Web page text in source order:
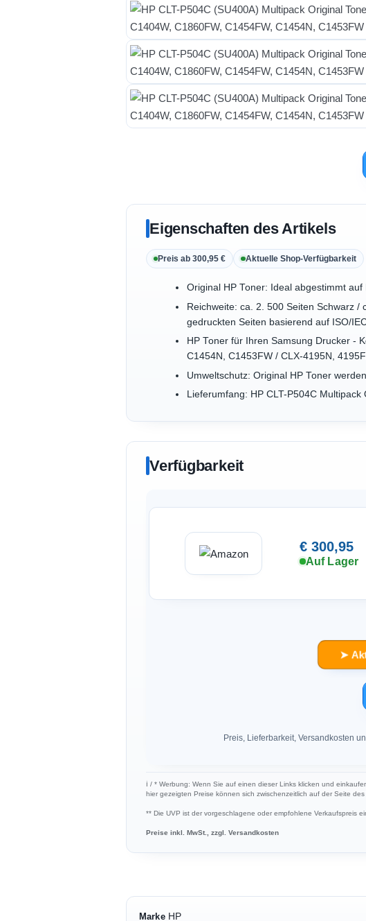
Eigenschaften des Artikels
Preis ab 300,95 € Aktuelle Shop-Verfügbarkeit
Original HP Toner: Ideal abgestimmt
Reichweite: ca. 2. 500 Seiten Schwarz
gedruckten Seiten basierend auf ISO/
HP Toner für Ihren Samsung Drucker -
C1454N, C1453FW / CLX-4195N,
Umweltschutz: Original HP Toner
Lieferumfang: HP CLT-P504C
Verfügbarkeit
€ 300,95
Auf Lager
➤
Preis, Lieferbarkeit, Versandkosten
ℹ︎ / * Werbung: Wenn Sie auf einen dieser Links klicken und
hier gezeigten Preise können sich zwischenzeitlich auf der Seite
** Die UVP ist der vorgeschlagene oder empfohlene Verkaufspreis
Preise inkl. MwSt., zzgl. Versandkosten
Marke HP